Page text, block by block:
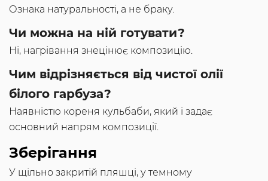
Ознака натуральності, а не браку.
Чи можна на ній готувати?
Ні, нагрівання знецінює композицію.
Чим відрізняється від чистої олії
білого гарбуза?
Наявністю кореня кульбаби, який і задає
основний напрям композиції.
Зберігання
У щільно закритій пляшці, у темному